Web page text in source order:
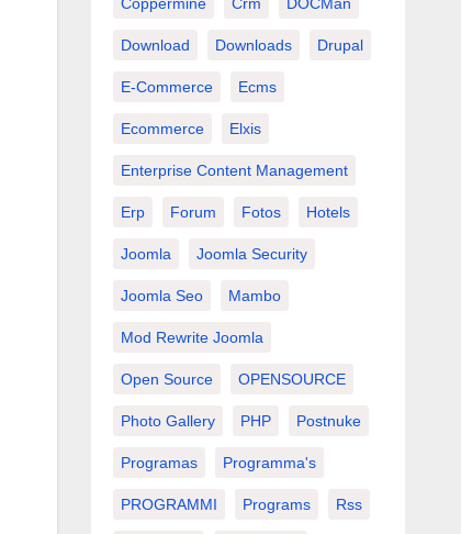
Download Downloads Drupal
E-Commerce Ecms
Ecommerce Elxis
Enterprise Content Management
Erp Forum Fotos Hotels
Joomla Joomla Security
Joomla Seo Mambo
Mod Rewrite Joomla
Open Source OPENSOURCE
Photo Gallery PHP Postnuke
Programas Programma's
PROGRAMMI Programs Rss